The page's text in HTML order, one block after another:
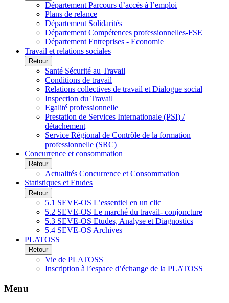
Département Parcours d’accès à l’emploi
Plans de relance
Département Solidarités
Département Compétences professionnelles-FSE
Département Entreprises - Economie
Travail et relations sociales
Retour
Santé Sécurité au Travail
Conditions de travail
Relations collectives de travail et Dialogue social
Inspection du Travail
Egalité professionnelle
Prestation de Services Internationale (PSI) /
détachement
Service Régional de Contrôle de la formation
professionnelle (SRC)
Concurrence et consommation
Retour
Actualités Concurrence et Consommation
Statistiques et Etudes
Retour
5.1 SEVE-OS L’essentiel en un clic
5.2 SEVE-OS Le marché du travail- conjoncture
5.3 SEVE-OS Etudes, Analyse et Diagnostics
5.4 SEVE-OS Archives
PLATOSS
Retour
Vie de PLATOSS
Inscription à l’espace d’échange de la PLATOSS
Menu